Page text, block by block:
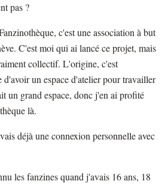
pas ?
c'est une association à but
C'est moi qui ai lancé ce projet, mais
collectif. L'origine, c'est
un espace d'atelier pour travailler
un grand espace, donc j'en ai profité
là.
déjà une connexion personnelle avec
les fanzines quand j'avais 16 ans, 18